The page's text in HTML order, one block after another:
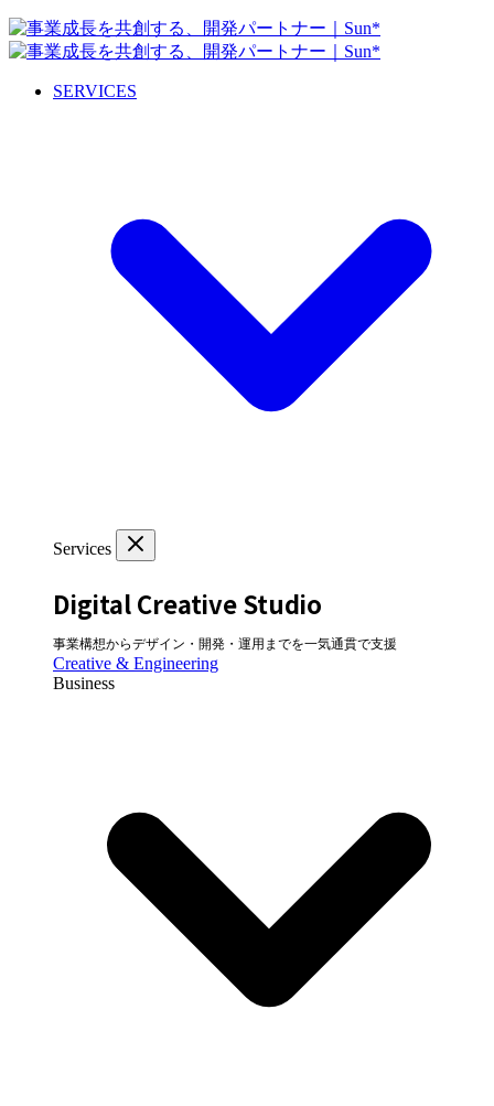
SERVICES
Services
Digital Creative Studio
事業構想からデザイン・開発・運用までを一気通貫で支援
Creative & Engineering
Business